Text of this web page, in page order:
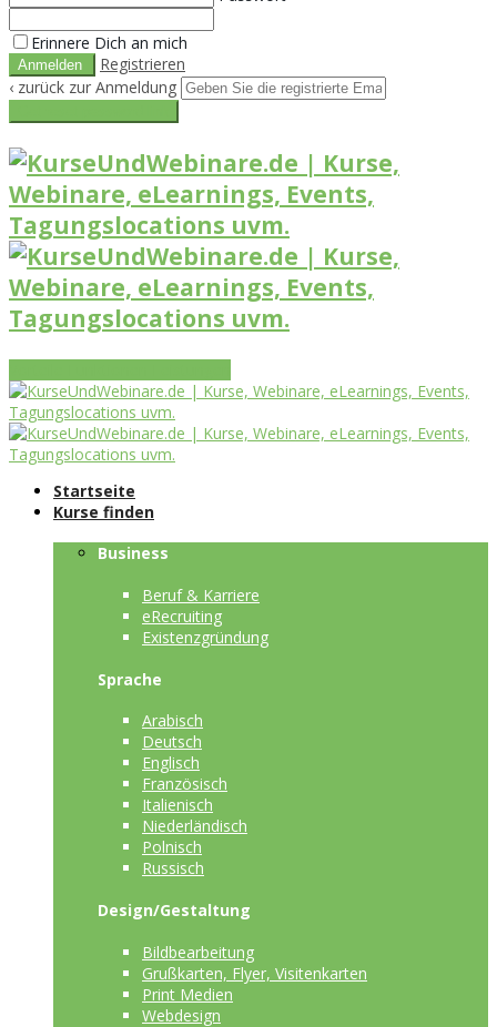
Erinnere Dich an mich
Registrieren
‹ zurück zur Anmeldung
Startseite
Kurse finden
Business
Beruf & Karriere
eRecruiting
Existenzgründung
Sprache
Arabisch
Deutsch
Englisch
Französisch
Italienisch
Niederländisch
Polnisch
Russisch
Design/Gestaltung
Bildbearbeitung
Grußkarten, Flyer, Visitenkarten
Print Medien
Webdesign